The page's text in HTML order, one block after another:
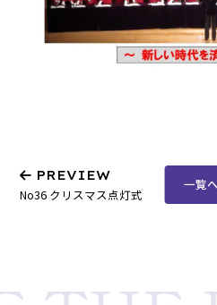
PREVIEW
No36 クリスマス点灯式
一覧へ